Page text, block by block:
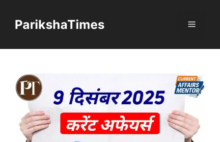
contentParikshaTimes Menu